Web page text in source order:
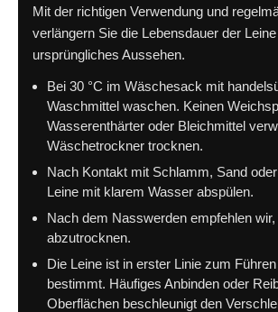
Mit der richtigen Verwendung und
verlängern Sie die Lebensdauer der
ursprüngliches Aussehen.
Bei 30 °C im Wäschesack mit
Waschmittel waschen. Keinen
Wasserenthärter oder Bleichmittel
Wäschetrockner trocknen.
Nach Kontakt mit Schlamm, Sand
Leine mit klarem Wasser abspülen.
Nach dem Nasswerden empfehlen
abzutrocknen.
Die Leine ist in erster Linie zum
bestimmt. Häufiges Anbinden oder
Oberflächen beschleunigt den